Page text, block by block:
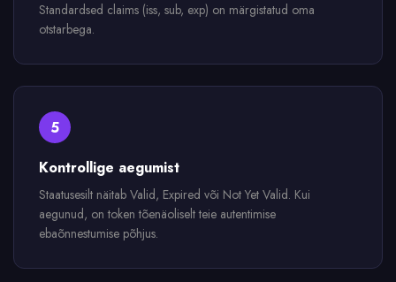
Standardsed claims (iss, sub, exp) on märgistatud oma
otstarbega.
5
Kontrollige aegumist
Staatusesilt näitab Valid, Expired või Not Yet Valid. Kui
aegunud, on token tõenäoliselt teie autentimise
ebaõnnestumise põhjus.